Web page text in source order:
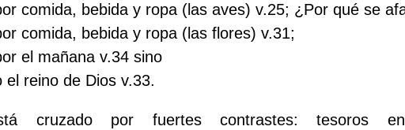
comida, bebida y ropa (las aves) v.25; ¿Por qué se
comida, bebida y ropa (las flores) v.31;
el mañana v.34 sino
reino de Dios v.33.
cruzado por fuertes contrastes: tesoros